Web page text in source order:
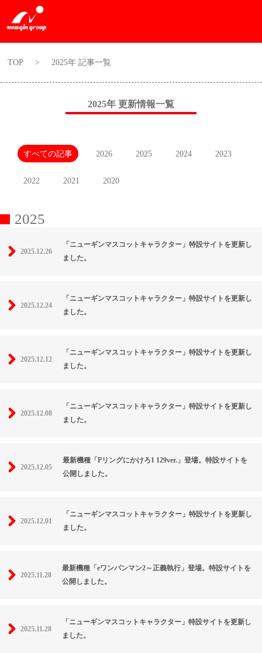
TOP > 2025年 記事一覧
2025年 更新情報一覧
すべての記事 2026 2025 2024 2023
2022 2021 2020
2025
2025.12.26
「ニューギンマスコットキャラクター」特設サイトを更新し
ました。
2025.12.24
「ニューギンマスコットキャラクター」特設サイトを更新し
ました。
2025.12.12
「ニューギンマスコットキャラクター」特設サイトを更新し
ました。
2025.12.08
「ニューギンマスコットキャラクター」特設サイトを更新し
ました。
2025.12.05
最新機種「Pリングにかけろ1 129ver.」登場。特設サイトを
公開しました。
2025.12.01
「ニューギンマスコットキャラクター」特設サイトを更新し
ました。
2025.11.28
最新機種「eワンパンマン2～正義執行」登場。特設サイトを
公開しました。
2025.11.28
「ニューギンマスコットキャラクター」特設サイトを更新し
ました。